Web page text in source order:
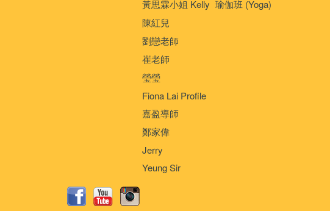
黃思霖小姐 Kelly
陳紅兒
劉戀老師
崔老師
瑩瑩
Fiona Lai Profile
嘉盈導師
鄭家偉
Jerry
Yeung Sir
瑜伽班 (Yoga)